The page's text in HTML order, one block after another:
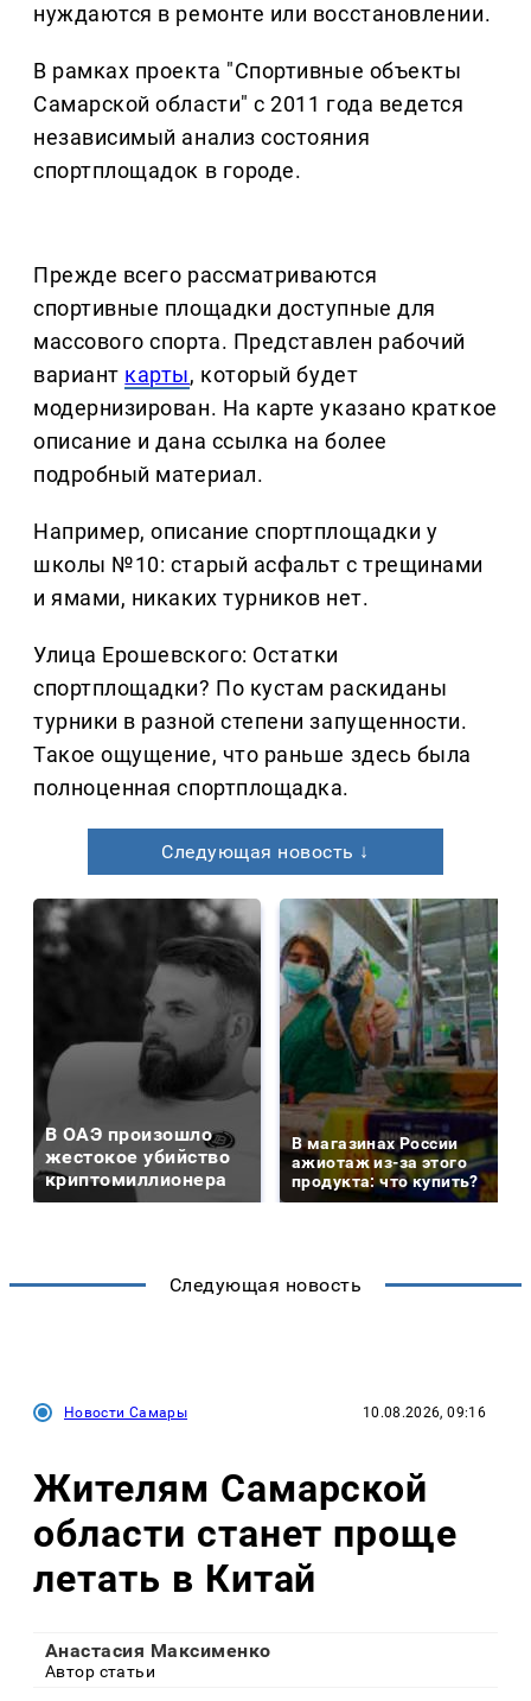
нуждаются в ремонте или восстановлении.
В рамках проекта "Спортивные объекты
Самарской области" с 2011 года ведется
независимый анализ состояния
спортплощадок в городе.
Прежде всего рассматриваются
спортивные площадки доступные для
массового спорта. Представлен рабочий
вариант карты, который будет
модернизирован. На карте указано краткое
описание и дана ссылка на более
подробный материал.
Например, описание спортплощадки у
школы №10: старый асфальт с трещинами
и ямами, никаких турников нет.
Улица Ерошевского: Остатки
спортплощадки? По кустам раскиданы
турники в разной степени запущенности.
Такое ощущение, что раньше здесь была
полноценная спортплощадка.
Следующая новость ↓
В ОАЭ произошло
жестокое убийство
криптомиллионера
В магазинах России
ажиотаж из-за этого
продукта: что купить?
Следующая новость
Новости Самары 10.08.2026, 09:16
Жителям Самарской
области станет проще
летать в Китай
Анастасия Максименко
Автор статьи